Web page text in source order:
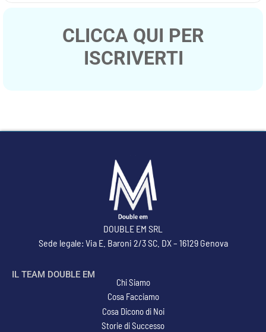
CLICCA QUI PER
ISCRIVERTI
DOUBLE EM SRL
Sede legale: Via E. Baroni 2/3 SC. DX – 16129 Genova
IL TEAM DOUBLE EM
Chi Siamo
Cosa Facciamo
Cosa Dicono di Noi
Storie di Successo